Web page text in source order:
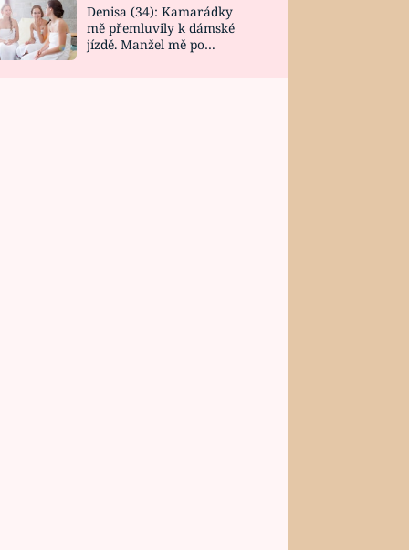
Denisa (34): Kamarádky
mě přemluvily k dámské
jízdě. Manžel mě po